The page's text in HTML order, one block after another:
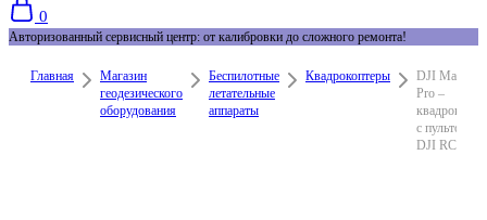
0
Авторизованный сервисный центр: от калибровки до сложного ремонта!
Главная
Магазин
геодезического
оборудования
Беспилотные
летательные
аппараты
Квадрокоптеры
DJI Mavic 3
Pro –
с пультом
DJI RC